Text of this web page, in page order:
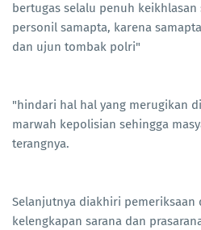
bertugas selalu penuh keikhlasan
personil samapta, karena
dan ujun tombak polri"
"hindari hal hal yang merugikan
marwah kepolisian sehingga
terangnya.
Selanjutnya diakhiri pemeriksaan
kelengkapan sarana dan